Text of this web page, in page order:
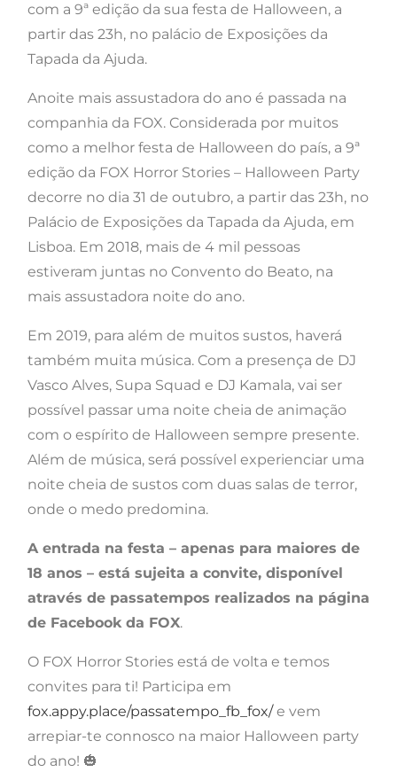
com a 9ª edição da sua festa de Halloween, a
partir das 23h, no palácio de Exposições da
Tapada da Ajuda.
Anoite mais assustadora do ano é passada na
companhia da FOX. Considerada por muitos
como a melhor festa de Halloween do país, a 9ª
edição da FOX Horror Stories – Halloween Party
decorre no dia 31 de outubro, a partir das 23h, no
Palácio de Exposições da Tapada da Ajuda, em
Lisboa. Em 2018, mais de 4 mil pessoas
estiveram juntas no Convento do Beato, na
mais assustadora noite do ano.
Em 2019, para além de muitos sustos, haverá
também muita música. Com a presença de DJ
Vasco Alves, Supa Squad e DJ Kamala, vai ser
possível passar uma noite cheia de animação
com o espírito de Halloween sempre presente.
Além de música, será possível experienciar uma
noite cheia de sustos com duas salas de terror,
onde o medo predomina.
A entrada na festa – apenas para maiores de
18 anos – está sujeita a convite, disponível
através de passatempos realizados na página
de Facebook da FOX.
O FOX Horror Stories está de volta e temos
convites para ti! Participa em
fox.appy.place/passatempo_fb_fox/e vem
arrepiar-te connosco na maior Halloween party
do ano! 🎃